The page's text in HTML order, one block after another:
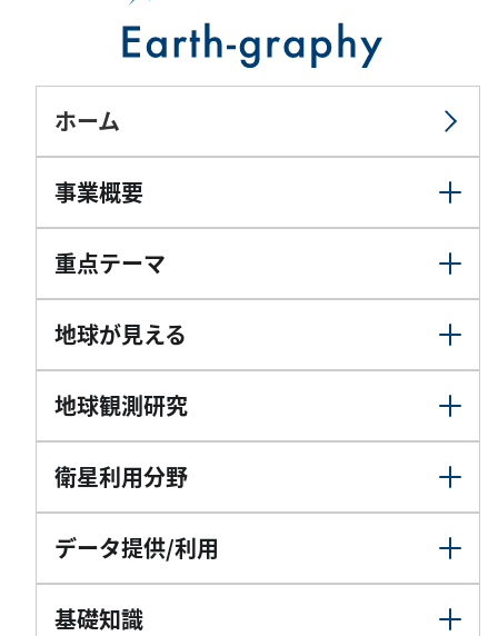
ホーム
事業概要
重点テーマ
地球が見える
地球観測研究
衛星利用分野
データ提供/利用
基礎知識